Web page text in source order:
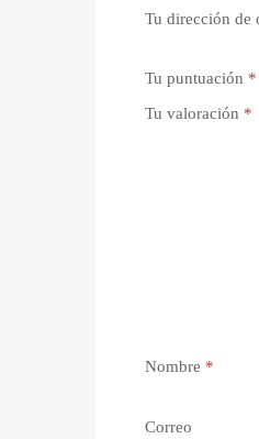
Tu dirección de
Tu puntuación *
Tu valoración *
Nombre *
Correo